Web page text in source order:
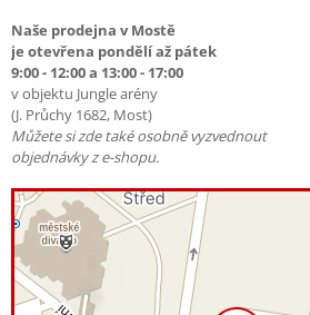
Naše prodejna v Mostě
je otevřena pondělí až pátek
9:00 - 12:00 a 13:00 - 17:00
v objektu Jungle arény
(J. Průchy 1682, Most)
Můžete si zde také osobně vyzvednout
objednávky z e-shopu.